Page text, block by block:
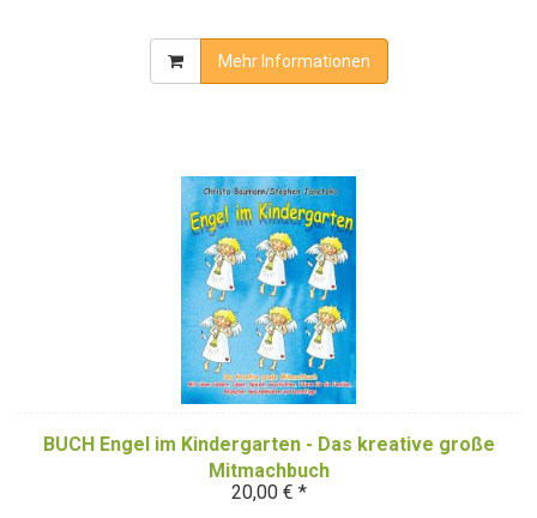
Mehr Informationen
BUCH Engel im Kindergarten - Das kreative große
Mitmachbuch
20,00 € *